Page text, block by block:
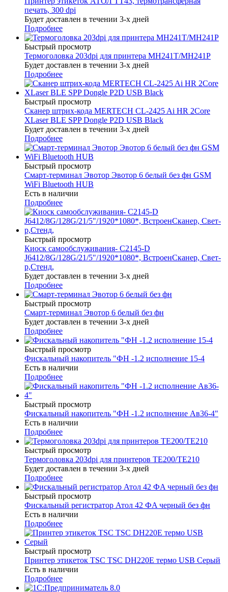
печать, 300 dpi
Будет доставлен в течении 3-х дней
Подробнее
Быстрый просмотр
Термоголовка 203dpi для принтера MH241T/MH241P
Будет доставлен в течении 3-х дней
Подробнее
Быстрый просмотр
Сканер штрих-кода MERTECH CL-2425 Ai HR 2Core
XLaser BLE SPP Dongle P2D USB Black
Будет доставлен в течении 3-х дней
Подробнее
Быстрый просмотр
Смарт-терминал Эвотор Эвотор 6 белый без фн GSM
WiFi Bluetooth HUB
Есть в наличии
Подробнее
Быстрый просмотр
Киоск самообслуживания- С2145-D
J6412/8G/128G/21/5"/1920*1080*, ВстроенСканер, Свет-
р,Стенд,
Будет доставлен в течении 3-х дней
Подробнее
Быстрый просмотр
Смарт-терминал Эвотор 6 белый без фн
Будет доставлен в течении 3-х дней
Подробнее
Быстрый просмотр
Фискальный накопитель "ФН -1.2 исполнение 15-4
Есть в наличии
Подробнее
Быстрый просмотр
Фискальный накопитель "ФН -1.2 исполнение Ав36-4"
Есть в наличии
Подробнее
Быстрый просмотр
Термоголовка 203dpi для принтеров TE200/TE210
Будет доставлен в течении 3-х дней
Подробнее
Быстрый просмотр
Фискальный регистратор Атол 42 ФA черный без фн
Есть в наличии
Подробнее
Быстрый просмотр
Принтер этикеток TSC TSC DH220E термо USB Серый
Есть в наличии
Подробнее